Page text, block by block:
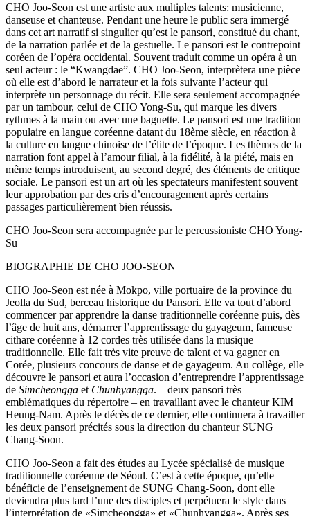
CHO Joo-Seon est une artiste aux multiples talents: musicienne,
danseuse et chanteuse. Pendant une heure le public sera immergé
dans cet art narratif si singulier qu’est le pansori, constitué du chant,
de la narration parlée et de la gestuelle. Le pansori est le contrepoint
coréen de l’opéra occidental. Souvent traduit comme un opéra à un
seul acteur : le “Kwangdae”. CHO Joo-Seon, interprètera une pièce
où elle est d’abord le narrateur et la fois suivante l’acteur qui
interprète un personnage du récit. Elle sera seulement accompagnée
par un tambour, celui de CHO Yong-Su, qui marque les divers
rythmes à la main ou avec une baguette. Le pansori est une tradition
populaire en langue coréenne datant du 18ème siècle, en réaction à
la culture en langue chinoise de l’élite de l’époque. Les thèmes de la
narration font appel à l’amour filial, à la fidélité, à la piété, mais en
même temps introduisent, au second degré, des éléments de critique
sociale. Le pansori est un art où les spectateurs manifestent souvent
leur approbation par des cris d’encouragement après certains
passages particulièrement bien réussis.
CHO Joo-Seon sera accompagnée par le percussioniste CHO Yong-
Su
BIOGRAPHIE DE CHO JOO-SEON
CHO Joo-Seon est née à Mokpo, ville portuaire de la province du
Jeolla du Sud, berceau historique du Pansori. Elle va tout d’abord
commencer par apprendre la danse traditionnelle coréenne puis, dès
l’âge de huit ans, démarrer l’apprentissage du gayageum, fameuse
cithare coréenne à 12 cordes très utilisée dans la musique
traditionnelle. Elle fait très vite preuve de talent et va gagner en
Corée, plusieurs concours de danse et de gayageum. Au collège, elle
découvre le pansori et aura l’occasion d’entreprendre l’apprentissage
de Simcheongga et Chunhyangga. – deux pansori très
emblématiques du répertoire – en travaillant avec le chanteur KIM
Heung-Nam. Après le décès de ce dernier, elle continuera à travailler
les deux pansori précités sous la direction du chanteur SUNG
Chang-Soon.
CHO Joo-Seon a fait des études au Lycée spécialisé de musique
traditionnelle coréenne de Séoul. C’est à cette époque, qu’elle
bénéficie de l’enseignement de SUNG Chang-Soon, dont elle
deviendra plus tard l’une des disciples et perpétuera le style dans
l’interprétation de «Simcheongga» et «Chunhyangga». Après ses